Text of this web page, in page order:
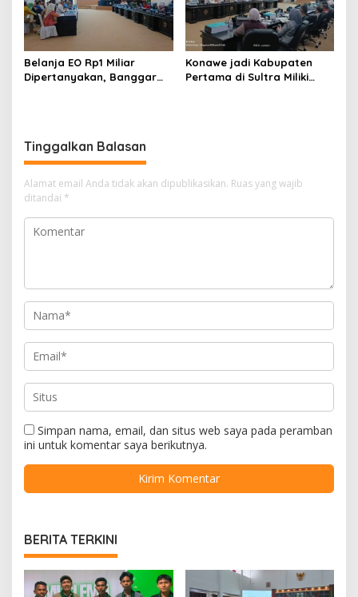
Belanja EO Rp1 Miliar
Dipertanyakan, Banggar
Konawe jadi Kabupaten
Pertama di Sultra Miliki
Tinggalkan Balasan
Alamat email Anda tidak akan dipublikasikan. Ruas yang wajib
ditandai *
Simpan nama, email, dan situs web saya pada peramban
ini untuk komentar saya berikutnya.
BERITA TERKINI